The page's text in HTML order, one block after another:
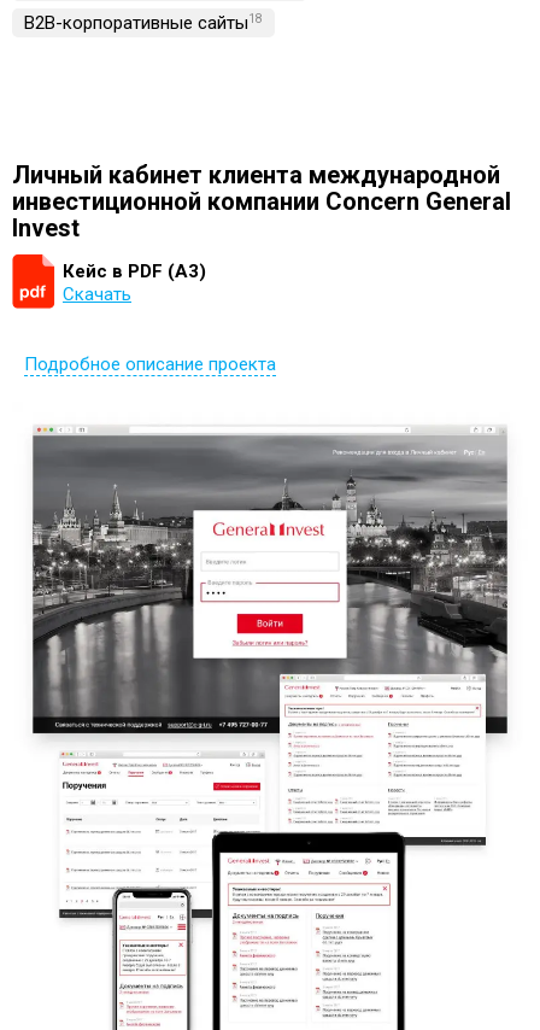
B2B-корпоративные сайты18
Личный кабинет клиента международной
инвестиционной компании Concern General
Invest
Кейс в PDF (А3)
Скачать
Подробное описание проекта